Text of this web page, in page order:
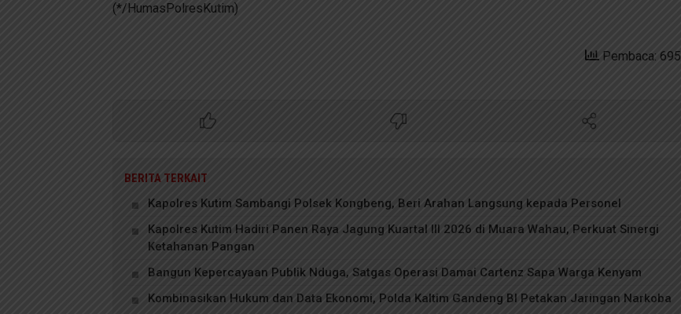
(*/HumasPolresKutim)
Pembaca: 695
BERITA TERKAIT
Kapolres Kutim Sambangi Polsek Kongbeng, Beri Arahan Langsung kepada Personel
Kapolres Kutim Hadiri Panen Raya Jagung Kuartal III 2026 di Muara Wahau, Perkuat Sinergi
Ketahanan Pangan
Bangun Kepercayaan Publik Nduga, Satgas Operasi Damai Cartenz Sapa Warga Kenyam
Kombinasikan Hukum dan Data Ekonomi, Polda Kaltim Gandeng BI Petakan Jaringan Narkoba